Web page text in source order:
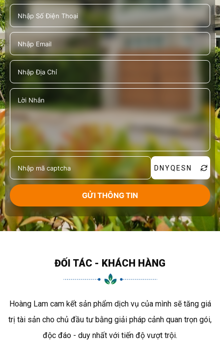
DNYQESN
ĐỐI TÁC - KHÁCH HÀNG
Hoàng Lam cam kết sản phẩm dịch vụ của mình sẽ tăng giá
trị tài sản cho chủ đầu tư bằng giải pháp cảnh quan trọn gói,
độc đáo - duy nhất với tiến độ vượt trội.